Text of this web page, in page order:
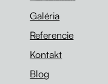
Galéria
Referencie
Kontakt
Blog